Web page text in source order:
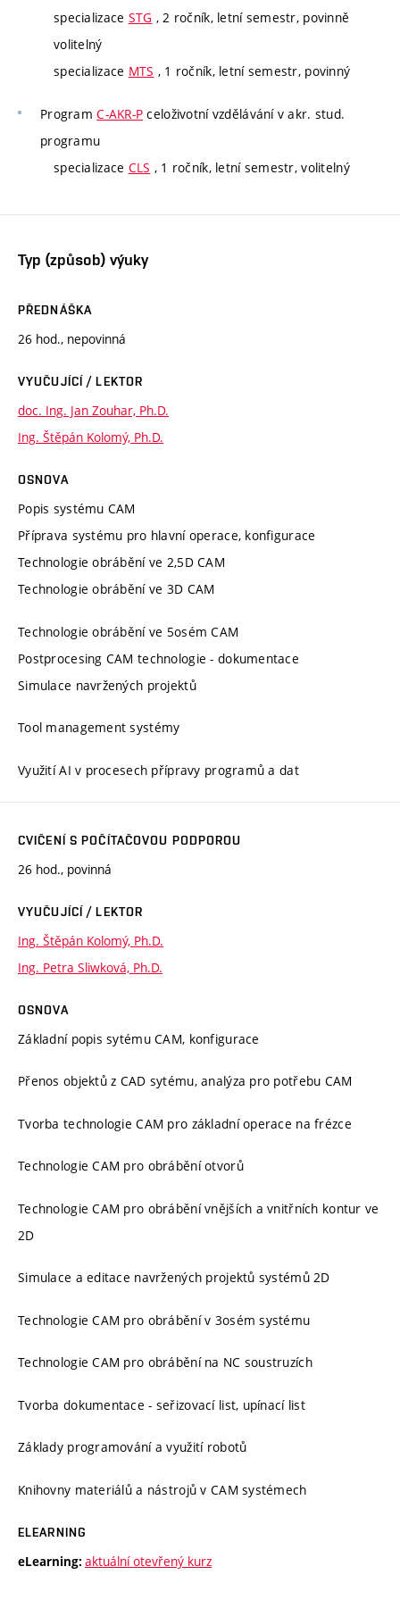
specializace STG , 2 ročník, letní semestr, povinně
volitelný
specializace MTS , 1 ročník, letní semestr, povinný
ProgramC-AKR-P celoživotní vzdělávání v akr. stud.
programu
specializace CLS , 1 ročník, letní semestr, volitelný
Typ (způsob) výuky
PŘEDNÁŠKA
26 hod., nepovinná
VYUČUJÍCÍ / LEKTOR
doc. Ing. Jan Zouhar, Ph.D.
Ing. Štěpán Kolomý, Ph.D.
OSNOVA
Popis systému CAM
Příprava systému pro hlavní operace, konfigurace
Technologie obrábění ve 2,5D CAM
Technologie obrábění ve 3D CAM
Technologie obrábění ve 5osém CAM
Postprocesing CAM technologie - dokumentace
Simulace navržených projektů
Tool management systémy
Využití AI v procesech přípravy programů a dat
CVIČENÍ S POČÍTAČOVOU PODPOROU
26 hod., povinná
VYUČUJÍCÍ / LEKTOR
Ing. Štěpán Kolomý, Ph.D.
Ing. Petra Sliwková, Ph.D.
OSNOVA
Základní popis sytému CAM, konfigurace
Přenos objektů z CAD sytému, analýza pro potřebu CAM
Tvorba technologie CAM pro základní operace na frézce
Technologie CAM pro obrábění otvorů
Technologie CAM pro obrábění vnějších a vnitřních kontur ve
2D
Simulace a editace navržených projektů systémů 2D
Technologie CAM pro obrábění v 3osém systému
Technologie CAM pro obrábění na NC soustruzích
Tvorba dokumentace - seřizovací list, upínací list
Základy programování a využití robotů
Knihovny materiálů a nástrojů v CAM systémech
ELEARNING
eLearning: aktuální otevřený kurz